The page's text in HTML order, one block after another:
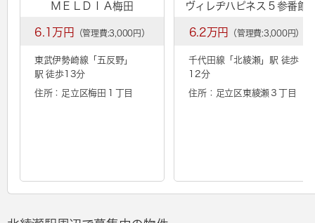
ＭＥＬＤＩＡ梅田
6.1万円 （管理費:3,000円）
東武伊勢崎線「 五反野」
駅 徒歩13分
住所：足立区梅田１丁目
ヴィレヂハピネス５参番館
6.2万円 （管理費:3,000円）
千代田線「 北綾瀬 」駅 徒歩
12分
住所：足立区東綾瀬３丁目